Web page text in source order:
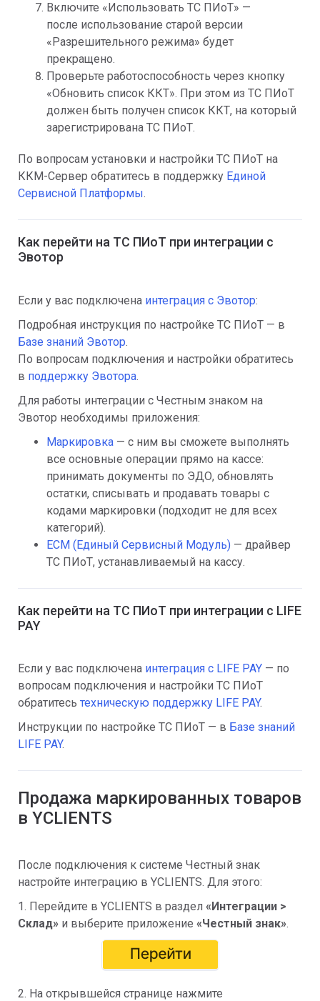
Включите «Использовать ТС ПИоТ» —
после использование старой версии
«Разрешительного режима» будет
прекращено.
Проверьте работоспособность через кнопку
«Обновить список ККТ». При этом из ТС ПИоТ
должен быть получен список ККТ, на который
зарегистрирована ТС ПИоТ.
По вопросам установки и настройки ТС ПИоТ на
ККМ-Сервер обратитесь в поддержку Единой
Сервисной Платформы.
Как перейти на ТС ПИоТ при интеграции с
Эвотор
Если у вас подключена интеграция с Эвотор:
Подробная инструкция по настройке ТС ПИоТ — в
Базе знаний Эвотор.
По вопросам подключения и настройки обратитесь
в поддержку Эвотора.
Для работы интеграции с Честным знаком на
Эвотор необходимы приложения:
Маркировка — с ним вы сможете выполнять
все основные операции прямо на кассе:
принимать документы по ЭДО, обновлять
остатки, списывать и продавать товары с
кодами маркировки (подходит не для всех
категорий).
ЕСМ (Единый Сервисный Модуль) — драйвер
ТС ПИоТ, устанавливаемый на кассу.
Как перейти на ТС ПИоТ при интеграции с LIFE
PAY
Если у вас подключена интеграция с LIFE PAY — по
вопросам подключения и настройки ТС ПИоТ
обратитесь техническую поддержку LIFE PAY.
Инструкции по настройке ТС ПИоТ — в Базе знаний
LIFE PAY.
Продажа маркированных товаров
в YCLIENTS
После подключения к системе Честный знак
настройте интеграцию в YCLIENTS. Для этого:
1. Перейдите в YCLIENTS в раздел «Интеграции >
Склад» и выберите приложение «Честный знак».
2. На открывшейся странице нажмите